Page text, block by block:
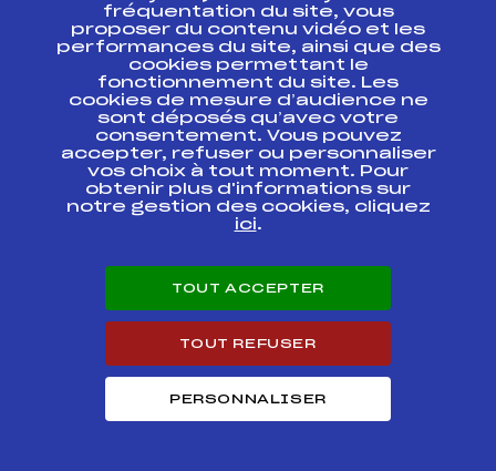
ESF CADETS
Résultats Nordique 2007
Course Cat.
FMVF0243
GRAND PRIX DES
COMMERCANTS
FFS
FMVF0231
COUPE DU
des Vosges Crédit
Mutuel
FFS
fréquentation du site, vous
proposer du contenu vidéo et les
performances du site, ainsi que des
cookies permettant le
fonctionnement du site. Les
cookies de mesure d’audience ne
sont déposés qu’avec votre
consentement. Vous pouvez
accepter, refuser ou personnaliser
vos choix à tout moment. Pour
obtenir plus d'informations sur
notre gestion des cookies, cliquez
ici.
TOUT ACCEPTER
TOUT REFUSER
PERSONNALISER